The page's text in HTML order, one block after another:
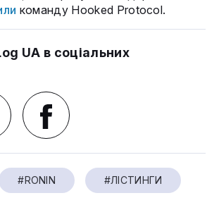
команду Hooked Protocol.
UA в соціальних
#RONIN #ЛІСТИНГИ